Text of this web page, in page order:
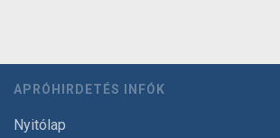
APRÓHIRDETÉS INFÓK
Nyitólap